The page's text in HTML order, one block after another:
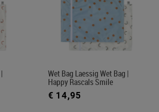
Wet Bag Laessig Wet Bag |
Happy Rascals Smile
€ 14,95